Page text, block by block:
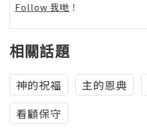
Follow 我哋 ！
相關話題
神的祝福 主的恩典
看顧保守